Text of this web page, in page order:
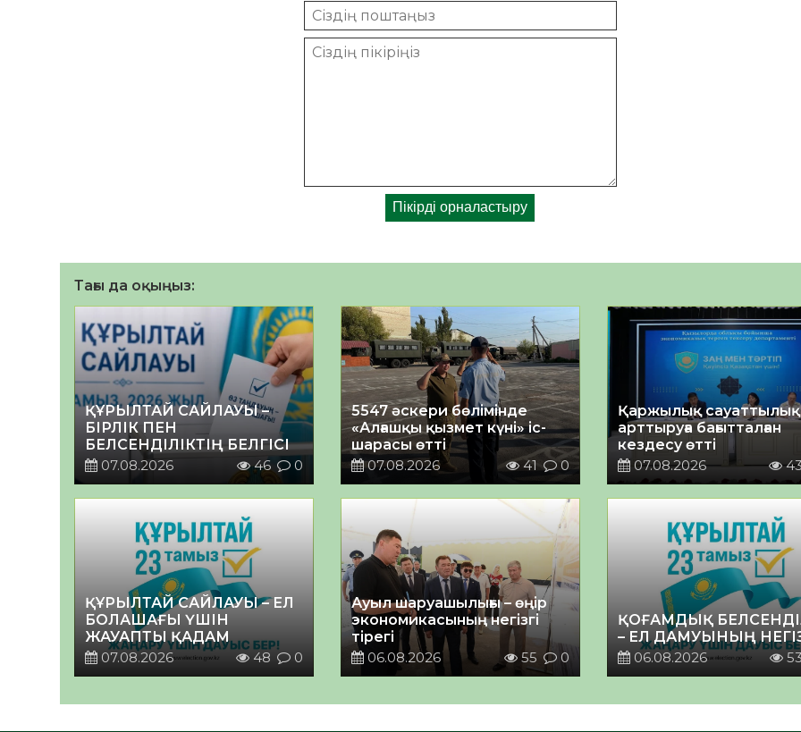
Тағы да оқыңыз:
ҚҰРЫЛТАЙ САЙЛАУЫ –
БІРЛІК ПЕН
БЕЛСЕНДІЛІКТІҢ БЕЛГІСІ
07.08.2026
46 0
5547 әскери бөлімінде
«Алғашқы қызмет күні» іс-
шарасы өтті
07.08.2026
41 0
Қаржылық
арттыруға бағытталған
кездесу өтті
07.08.2026
ҚҰРЫЛТАЙ САЙЛАУЫ – ЕЛ
БОЛАШАҒЫ ҮШІН
ЖАУАПТЫ ҚАДАМ
07.08.2026
48 0
Ауыл шаруашылығы – өңір
экономикасының негізгі
тірегі
06.08.2026
55 0
ҚОҒАМДЫҚ
– ЕЛ ДАМУЫНЫҢ
06.08.2026
53